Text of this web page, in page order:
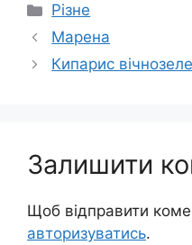
Категорії
Різне
Марена
Кипарис
Залишити
Щоб відправити
авторизуватись.